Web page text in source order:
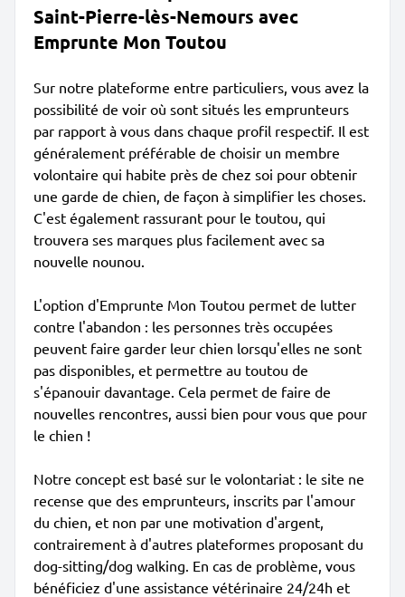
Saint-Pierre-lès-Nemours avec
Emprunte Mon Toutou
Sur notre plateforme entre particuliers, vous avez la
possibilité de voir où sont situés les emprunteurs
par rapport à vous dans chaque profil respectif. Il est
généralement préférable de choisir un membre
volontaire qui habite près de chez soi pour obtenir
une garde de chien, de façon à simplifier les choses.
C'est également rassurant pour le toutou, qui
trouvera ses marques plus facilement avec sa
nouvelle nounou.
L'option d'Emprunte Mon Toutou permet de lutter
contre l'abandon : les personnes très occupées
peuvent faire garder leur chien lorsqu'elles ne sont
pas disponibles, et permettre au toutou de
s'épanouir davantage. Cela permet de faire de
nouvelles rencontres, aussi bien pour vous que pour
le chien !
Notre concept est basé sur le volontariat : le site ne
recense que des emprunteurs, inscrits par l'amour
du chien, et non par une motivation d'argent,
contrairement à d'autres plateformes proposant du
dog-sitting/dog walking. En cas de problème, vous
bénéficiez d'une assistance vétérinaire 24/24h et